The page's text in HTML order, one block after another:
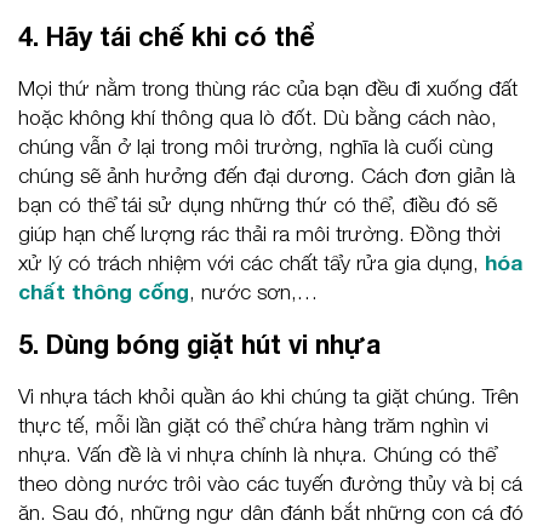
4. Hãy tái chế khi có thể
Mọi thứ nằm trong thùng rác của bạn đều đi xuống đất
hoặc không khí thông qua lò đốt. Dù bằng cách nào,
chúng vẫn ở lại trong môi trường, nghĩa là cuối cùng
chúng sẽ ảnh hưởng đến đại dương. Cách đơn giản là
bạn có thể tái sử dụng những thứ có thể, điều đó sẽ
giúp hạn chế lượng rác thải ra môi trường. Đồng thời
xử lý có trách nhiệm với các chất tẩy rửa gia dụng, hóa
chất thông cống, nước sơn,…
5. Dùng bóng giặt hút vi nhựa
Vi nhựa tách khỏi quần áo khi chúng ta giặt chúng. Trên
thực tế, mỗi lần giặt có thể chứa hàng trăm nghìn vi
nhựa. Vấn đề là vi nhựa chính là nhựa. Chúng có thể
theo dòng nước trôi vào các tuyến đường thủy và bị cá
ăn. Sau đó, những ngư dân đánh bắt những con cá đó